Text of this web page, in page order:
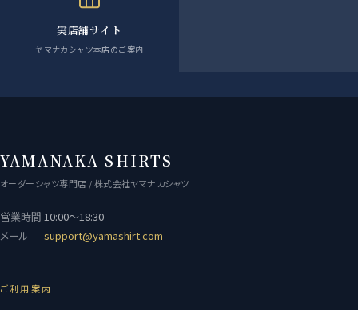
実店舗サイト
ヤマナカシャツ本店のご案内
YAMANAKA SHIRTS
オーダーシャツ専門店 / 株式会社ヤマナカシャツ
営業時間 10:00〜18:30
メール
support@yamashirt.com
ご利用案内